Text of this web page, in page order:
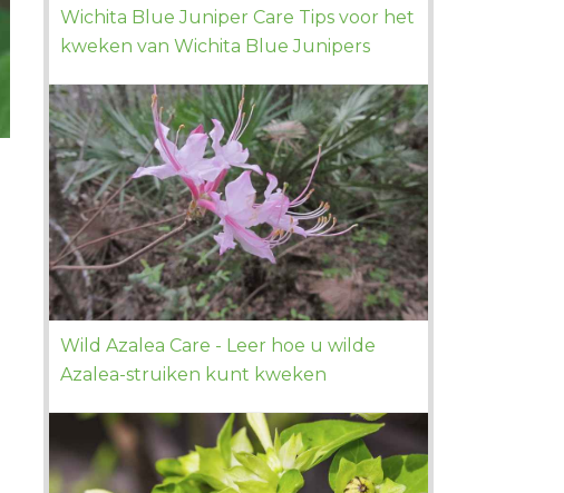
Wichita Blue Juniper Care Tips voor het
kweken van Wichita Blue Junipers
Wild Azalea Care - Leer hoe u wilde
Azalea-struiken kunt kweken